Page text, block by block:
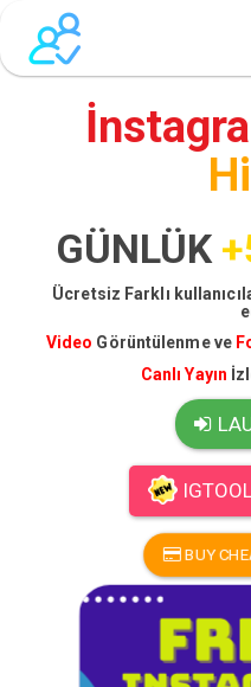
GÜNLÜK
Ücretsiz Farklı
Video Görüntülenme ve
Canlı Yayın
BUY